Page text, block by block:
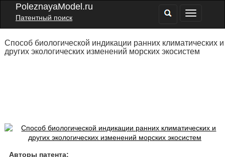
PoleznayaModel.ru
Патентный поиск
Способ биологической индикации ранних климатических и
других экологических изменений морских экосистем
Авторы патента: